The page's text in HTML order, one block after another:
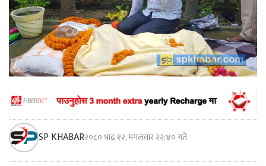
SP KHABAR२०८० भाद्र १२, मंगलवार २२:४० गते